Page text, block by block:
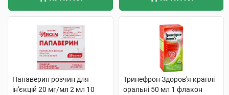
Папаверин розчин для
ін'єкцій 20 мг/мл 2 мл 10
Тринефрон Здоров'я краплі
оральні 50 мл 1 флакон